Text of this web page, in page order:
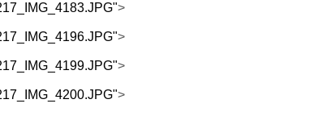
>
>
>
>